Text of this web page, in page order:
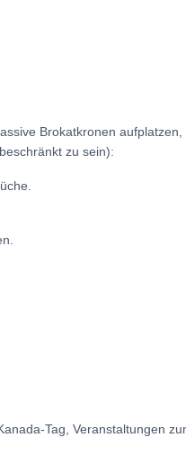
Brokatkronen aufplatzen,
zu sein):
Tag, Veranstaltungen